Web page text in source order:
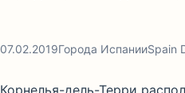
07.02.2019Города ИспанииSpain
Корнелья-дель-Терри